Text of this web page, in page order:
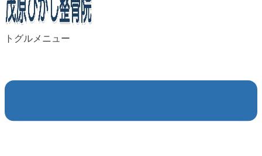
トグルメニュー